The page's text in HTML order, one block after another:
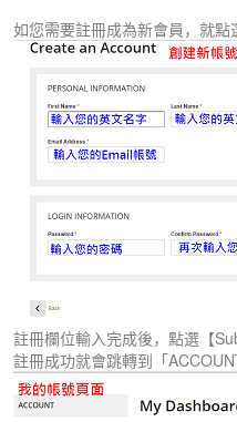
如您需要註冊成為新會員，就點
註冊欄位輸入完成後，點選【
註冊成功就會跳轉到「